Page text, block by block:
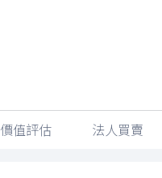
價值評估 法人買賣